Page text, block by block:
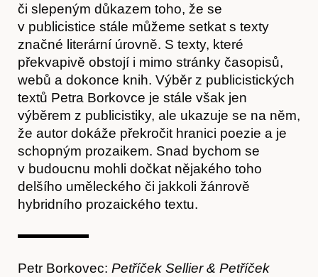
či slepeným důkazem toho, že se
v publicistice stále můžeme setkat s texty
značné literární úrovně. S texty, které
překvapivě obstojí i mimo stránky časopisů,
webů a dokonce knih. Výběr z publicistických
textů Petra Borkovce je stále však jen
výběrem z publicistiky, ale ukazuje se na něm,
že autor dokáže překročit hranici poezie a je
schopným prozaikem. Snad bychom se
v budoucnu mohli dočkat nějakého toho
delšího uměleckého či jakkoli žánrově
hybridního prozaického textu.
Petr Borkovec: Petříček Sellier & Petříček